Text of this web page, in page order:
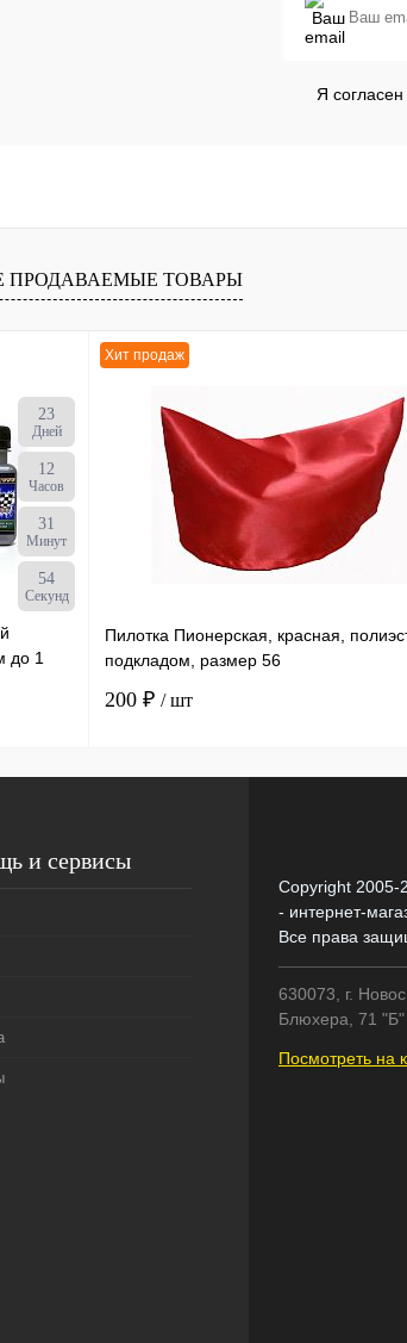
К сравнению
Я согласен
ПРОДАВАЕМЫЕ ТОВАРЫ
23
Дней
12
Часов
31
Минут
54
Секунд
до 1
Хит продаж
Пилотка Пионерская, красная,
подкладом, размер 56
200 ₽ / шт
и сервисы
Copyright 2005-
- интернет-
Все права
630073, г.
Блюхера, 71 "Б"
Посмотреть на